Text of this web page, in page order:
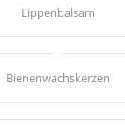
Lippenbalsam
Bienenwachskerzen